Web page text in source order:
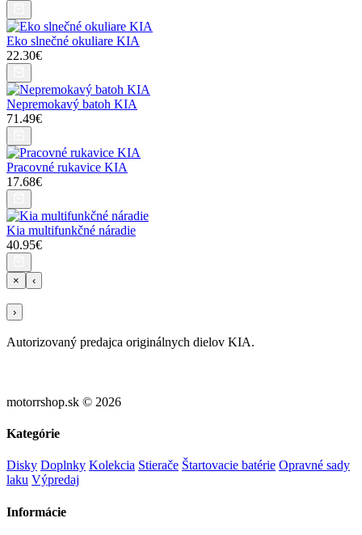
Eko slnečné okuliare KIA
22.30€
Nepremokavý batoh KIA
71.49€
Pracovné rukavice KIA
17.68€
Kia multifunkčné náradie
40.95€
× ‹
›
Autorizovaný predajca originálnych dielov KIA.
motorrshop.sk © 2026
Kategórie
Disky Doplnky Kolekcia Stierače Štartovacie batérie Opravné sady
laku Výpredaj
Informácie